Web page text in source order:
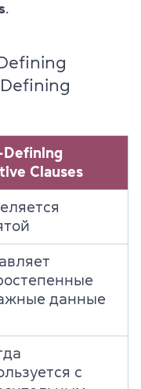
Defining
Clauses
данные
с